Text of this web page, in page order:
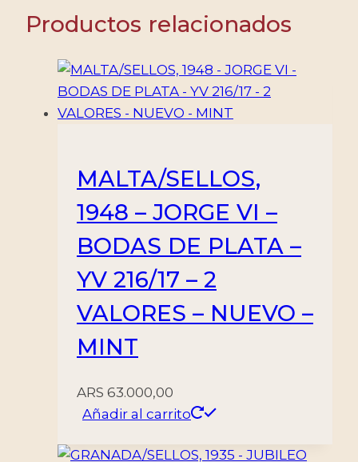
7
NUEVO
MINT
Productos relacionados
MALTA/SELLOS,
1948 – JORGE VI –
BODAS DE PLATA –
YV 216/17 – 2
VALORES – NUEVO –
MINT
ARS 63.000,00
Añadir al carrito